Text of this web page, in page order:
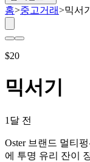
홈>중고거래>믹서기
$20
믹서기
1달 전
Oster 브랜드 멀티
에 투명 유리 잔이